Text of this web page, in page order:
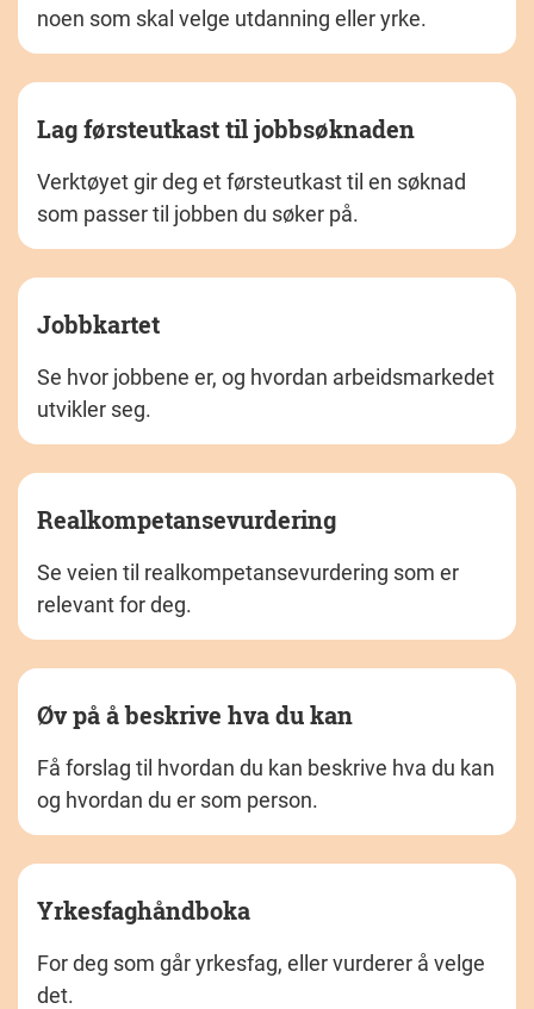
noen som skal velge utdanning eller yrke.
Lag førsteutkast til jobbsøknaden
Verktøyet gir deg et førsteutkast til en søknad
som passer til jobben du søker på.
Jobbkartet
Se hvor jobbene er, og hvordan arbeidsmarkedet
utvikler seg.
Realkompetansevurdering
Se veien til realkompetansevurdering som er
relevant for deg.
Øv på å beskrive hva du kan
Få forslag til hvordan du kan beskrive hva du kan
og hvordan du er som person.
Yrkesfaghåndboka
For deg som går yrkesfag, eller vurderer å velge
det.